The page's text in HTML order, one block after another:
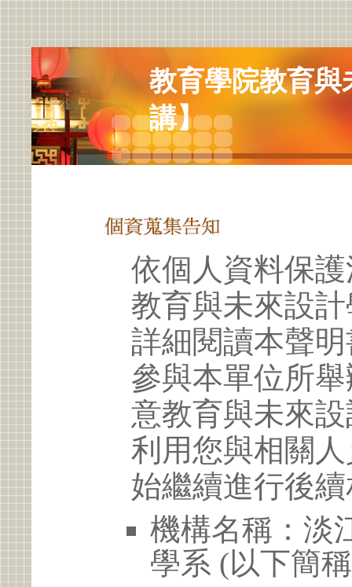
教育學院教育與
講】
依個人資料保
教育與未來設
詳細閱讀本聲
參與本單位所
意教育與未來
利用您與相關
始繼續進行後
機構名稱：淡
學系 (以下簡